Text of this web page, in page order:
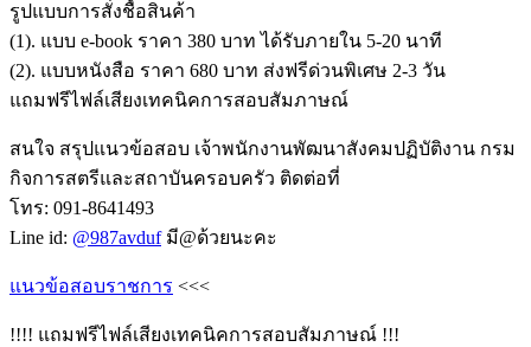
รูปแบบการสั่งชื้อสินค้า
(1). แบบ e-book ราคา 380 บาท ได้รับภายใน 5-20 นาที
(2). แบบหนังสือ ราคา 680 บาท ส่งฟรีด่วนพิเศษ 2-3 วัน
แถมฟรีไฟล์เสียงเทคนิคการสอบสัมภาษณ์
สนใจ สรุปแนวข้อสอบ เจ้าพนักงานพัฒนาสังคมปฏิบัติงาน กรม
กิจการสตรีและสถาบันครอบครัว ติดต่อที่
โทร: 091-8641493
Line id: @987avdufมี@ด้วยนะคะ
แนวข้อสอบราชการ <<<
!!!! แถมฟรีไฟล์เสียงเทคนิคการสอบสัมภาษณ์ !!!